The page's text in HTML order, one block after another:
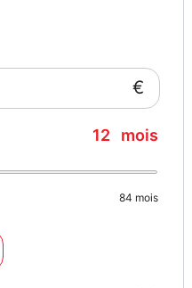
€
12 mois
84 mois